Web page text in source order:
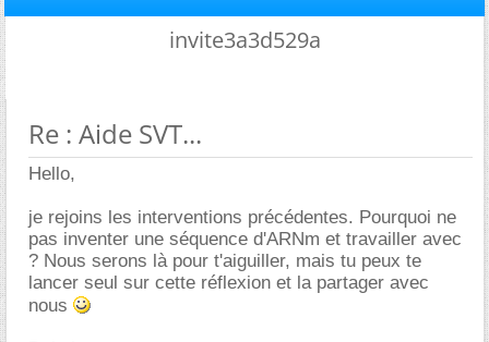
invite3a3d529a
Re : Aide SVT...
Hello,
je rejoins les interventions précédentes. Pourquoi ne
pas inventer une séquence d'ARNm et travailler avec
? Nous serons là pour t'aiguiller, mais tu peux te
lancer seul sur cette réflexion et la partager avec
nous